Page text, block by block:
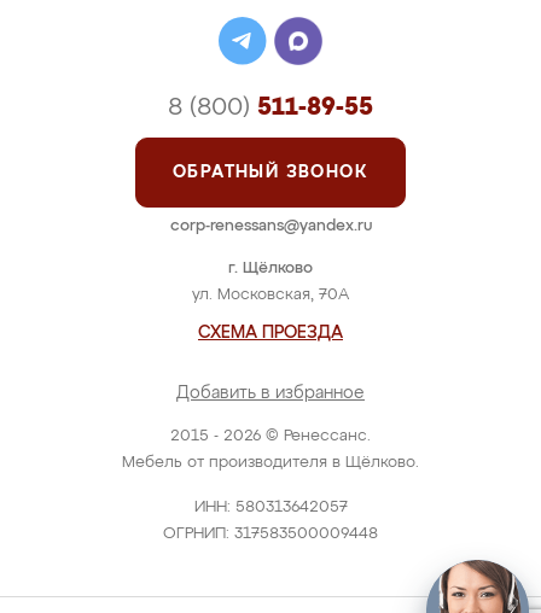
2015 - 2026 © Ренессанс.
Мебель от производителя в Щёлково.
ИНН: 580313642057
ОГРНИП: 317583500009448
г. Щёлково
ул. Московская, 70А
СХЕМА ПРОЕЗДА
Добавить в избранное
8 (800) 511-89-55
ОБРАТНЫЙ ЗВОНОК
corp-renessans@yandex.ru